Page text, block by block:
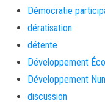
Démocratie
dératisation
détente
Développement
Développement
discussion